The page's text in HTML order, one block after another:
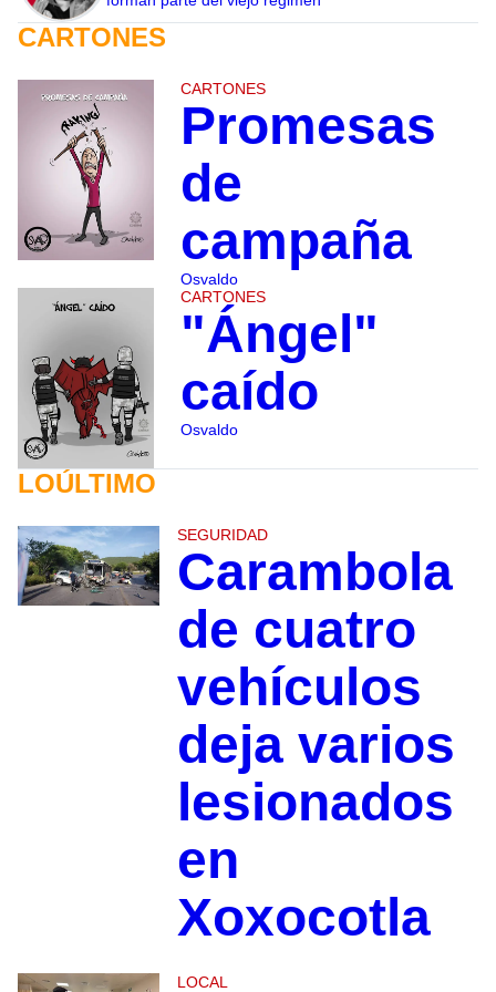
CARTONES
CARTONES
Promesas
de
campaña
Osvaldo
CARTONES
"Ángel"
caído
Osvaldo
LOÚLTIMO
SEGURIDAD
Carambola
de cuatro
vehículos
deja varios
lesionados
en
Xoxocotla
LOCAL